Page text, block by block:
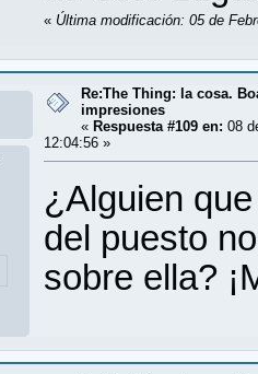
« Última modificación: 05 de
Re:The Thing: la cosa.
impresiones
« Respuesta #109 en: 08
12:04:56 »
¿Alguien
del puesto
sobre ella?